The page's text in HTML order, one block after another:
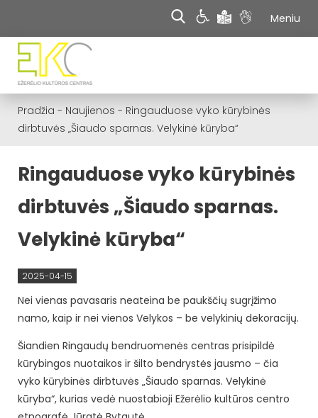
Meniu
Pradžia - Naujienos - Ringauduose vyko kūrybinės
dirbtuvės „Šiaudo sparnas. Velykinė kūryba“
Ringauduose vyko kūrybinės
dirbtuvės „Šiaudo sparnas.
Velykinė kūryba“
2025-04-15
Nei vienas pavasaris neateina be paukščių sugrįžimo
namo, kaip ir nei vienos Velykos – be velykinių dekoracijų.
Šiandien Ringaudų bendruomenės centras prisipildė
kūrybingos nuotaikos ir šilto bendrystės jausmo – čia
vyko kūrybinės dirbtuvės „Šiaudo sparnas. Velykinė
kūryba“, kurias vedė nuostabioji Ežerėlio kultūros centro